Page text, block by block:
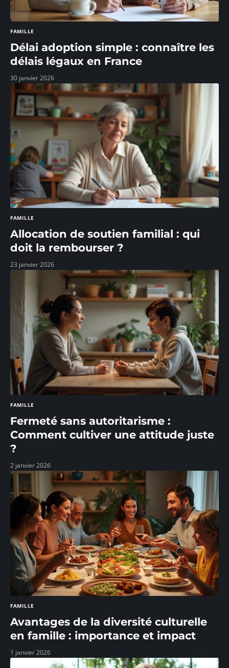
FAMILLE
Délai adoption simple : connaître les
délais légaux en France
30 janvier 2026
FAMILLE
Allocation de soutien familial : qui
doit la rembourser ?
23 janvier 2026
FAMILLE
Fermeté sans autoritarisme :
Comment cultiver une attitude juste
?
2 janvier 2026
FAMILLE
Avantages de la diversité culturelle
en famille : importance et impact
1 janvier 2026